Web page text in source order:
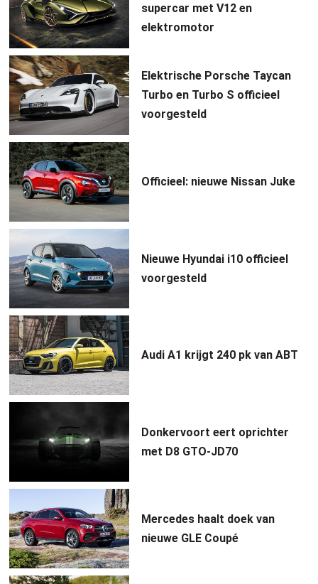
supercar met V12 en
elektromotor
Elektrische Porsche Taycan
Turbo en Turbo S officieel
voorgesteld
Officieel: nieuwe Nissan Juke
Nieuwe Hyundai i10 officieel
voorgesteld
Audi A1 krijgt 240 pk van ABT
Donkervoort eert oprichter
met D8 GTO-JD70
Mercedes haalt doek van
nieuwe GLE Coupé